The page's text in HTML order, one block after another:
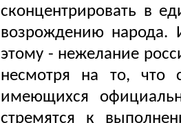
сконцентрировать в
возрождению народа.
этому - нежелание
несмотря на то, что
имеющихся
стремятся к